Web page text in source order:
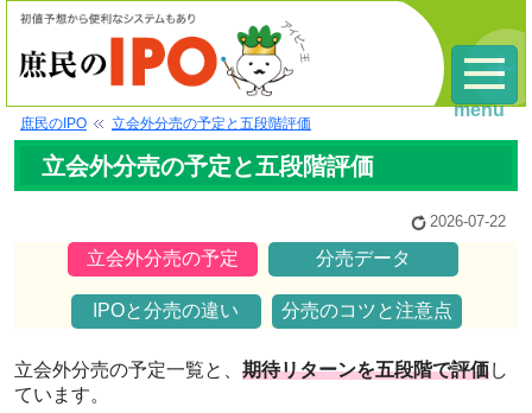
庶民のIPO 立会外分売の予定と五段階評価
立会外分売の予定と五段階評価
2026-07-22
立会外分売の予定 分売データ
IPOと分売の違い 分売のコツと注意点
立会外分売の予定一覧と、 期待リターンを五段階で評価し
ています。
menu